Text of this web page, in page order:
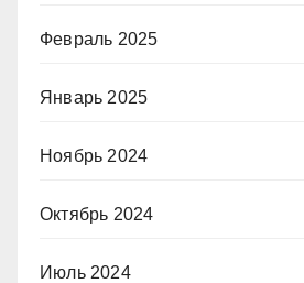
Февраль 2025
Январь 2025
Ноябрь 2024
Октябрь 2024
Июль 2024